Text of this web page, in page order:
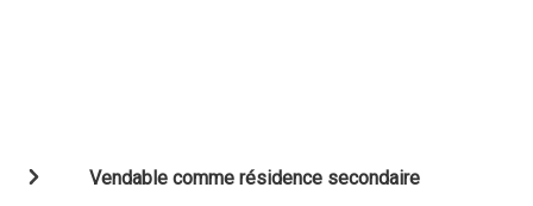
Vendable comme résidence secondaire